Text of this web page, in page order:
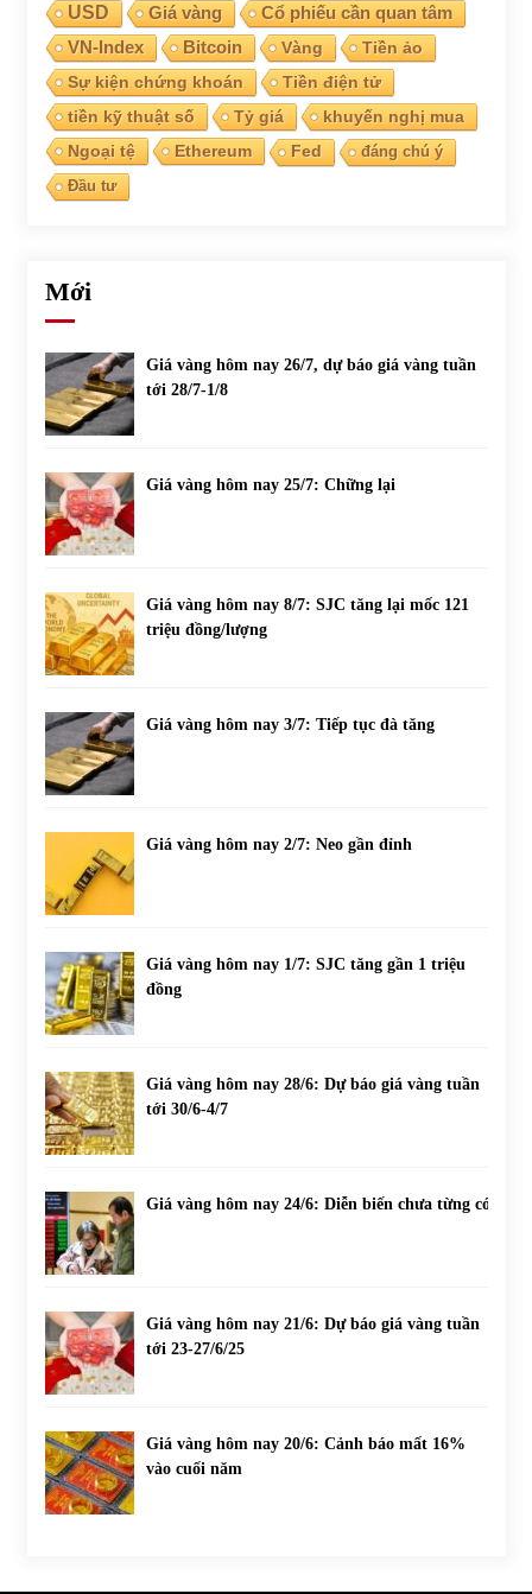
USD
Giá vàng Cổ phiếu cần quan tâm
VN-Index Bitcoin Vàng
Tiền ảo
Sự kiện chứng khoán
Tiền điện tử
tiền kỹ thuật số
Tỷ giá
khuyến nghị mua
Ngoại tệ
Ethereum Fed
đáng chú ý
Đầu tư
Mới
Giá vàng hôm nay 26/7, dự báo giá vàng tuần
tới 28/7-1/8
Giá vàng hôm nay 25/7: Chững lại
Giá vàng hôm nay 8/7: SJC tăng lại mốc 121
triệu đồng/lượng
Giá vàng hôm nay 3/7: Tiếp tục đà tăng
Giá vàng hôm nay 2/7: Neo gần đỉnh
Giá vàng hôm nay 1/7: SJC tăng gần 1 triệu
đồng
Giá vàng hôm nay 28/6: Dự báo giá vàng tuần
tới 30/6-4/7
Giá vàng hôm nay 24/6: Diễn biến chưa từng có
Giá vàng hôm nay 21/6: Dự báo giá vàng tuần
tới 23-27/6/25
Giá vàng hôm nay 20/6: Cảnh báo mất 16%
vào cuối năm